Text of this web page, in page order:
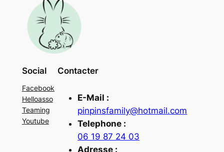
Social
Facebook
Helloasso
Teaming
Youtube
Contacter
E-Mail :
pinpinsfamily@hotmail.com
Telephone :
06 19 87 24 03
Adresse :